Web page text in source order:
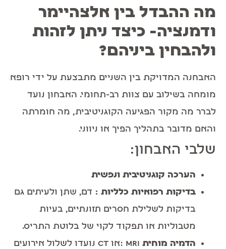
מה ההבדל בין אלצהיימר
ודמנציה- כיצד ניתן לזהות
ולהבחין ביניהם?
האבחנה המדויקת בין השניים מתבצעת על ידי רופא
מומחה בשילוב עם צוות רב-תחומי. האבחון נועד
לברר מה מקור הפגיעה הקוגניטיבית, מה חומרתה
והאם מדובר בתהליך הפיך או ניווני.
שלבי האבחון:
הערכה קוגניטיבית ונפשית
בדיקות רפואיות כלליות : דם, שתן ולעיתים גם
בדיקות לשלילת חסרים תזונתיים, בעיות
מטבוליות או תפקוד לקוי של בלוטת התריס.
הדמיה מוחית
MRI :או CT נועדו לשלול אירועים